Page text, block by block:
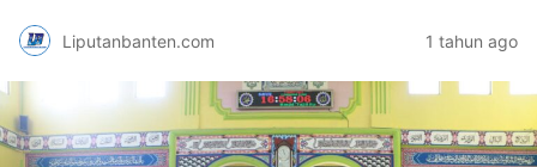
Liputanbanten.com 1 tahun ago